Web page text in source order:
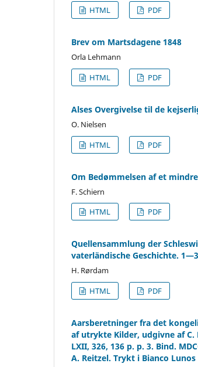
HTML
PDF
Brev om Martsdagene 1848
Orla Lehmann
HTML
PDF
Alses Overgivelse til de
O. Nielsen
HTML
PDF
Om Bedømmelsen af et
F. Schiern
HTML
PDF
Quellensammlung der
vaterländische Geschichte.
H. Rørdam
HTML
PDF
Aarsberetninger fra det
af utrykte Kilder, udgivne af C.
LXII, 326, 136 p. p. 3. Bind.
A. Reitzel. Trykt i Bianco